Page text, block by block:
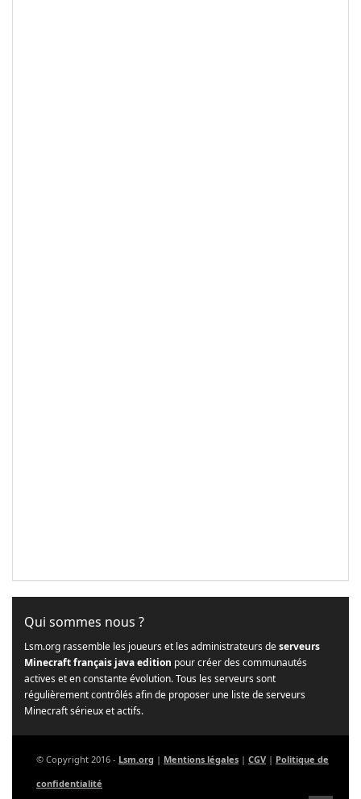
Qui sommes nous ?
Lsm.org rassemble les joueurs et les administrateurs deserveurs
Minecraft français java edition pour créer des communautés
actives et en constante évolution. Tous les serveurs sont
régulièrement contrôlés afin de proposer une liste de serveurs
Minecraft sérieux et actifs.
© Copyright 2016 - Lsm.org | Mentions légales | CGV | Politique de
confidentialité